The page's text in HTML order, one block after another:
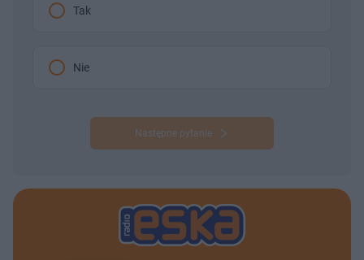
Tak
Nie
Następne pytanie